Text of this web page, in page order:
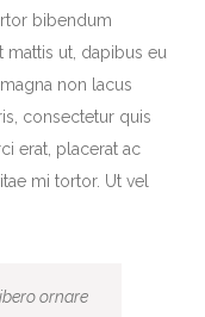
bibendum
mattis ut, dapibus eu
non lacus
consectetur quis
erat, placerat ac
mi tortor. Ut vel
ornare